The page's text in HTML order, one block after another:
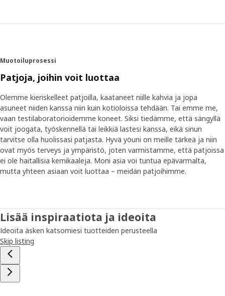
Muotoiluprosessi
Patjoja, joihin voit luottaa
Olemme kieriskelleet patjoilla, kaataneet niille kahvia ja jopa
asuneet niiden kanssa niin kuin kotioloissa tehdään. Tai emme me,
vaan testilaboratorioidemme koneet. Siksi tiedämme, että sängyllä
voit joogata, työskennellä tai leikkiä lastesi kanssa, eikä sinun
tarvitse olla huolissasi patjasta. Hyvä yöuni on meille tärkeä ja niin
ovat myös terveys ja ympäristö, joten varmistamme, että patjoissa
ei ole haitallisia kemikaaleja. Moni asia voi tuntua epävarmalta,
mutta yhteen asiaan voit luottaa – meidän patjoihimme.
Lisää inspiraatiota ja ideoita
Ideoita äsken katsomiesi tuotteiden perusteella
Skip listing